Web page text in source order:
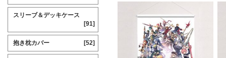
スリーブ＆デッキケース
[91]
抱き枕カバー [52]